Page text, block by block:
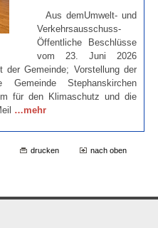
Aus demUmwelt- und
Verkehrsausschuss-
Öffentliche Beschlüsse
vom 23. Juni 2026
der Gemeinde; Vorstellung der
Gemeinde Stephanskirchen
für den Klimaschutz und die
…mehr
drucken nach oben